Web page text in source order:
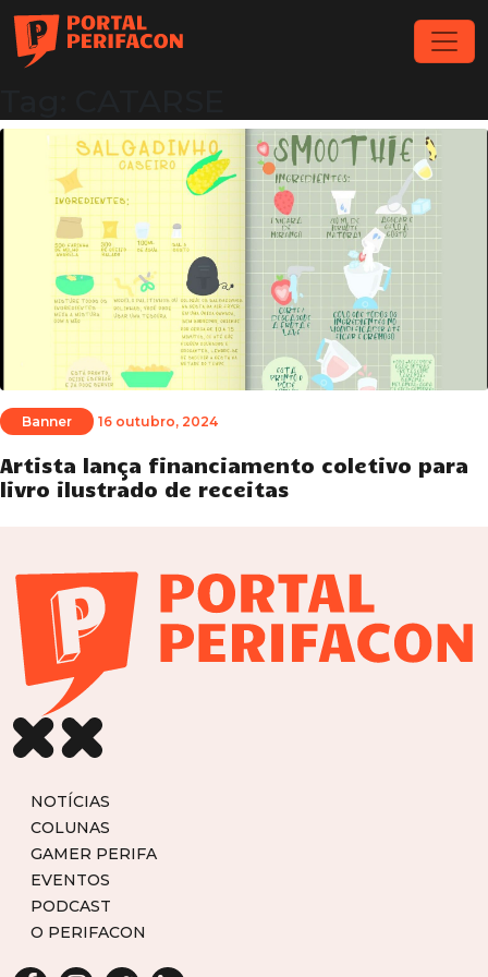
Banner 16 outubro, 2024
Artista lança financiamento coletivo para
livro ilustrado de receitas
NOTÍCIAS
COLUNAS
GAMER PERIFA
EVENTOS
PODCAST
O PERIFACON